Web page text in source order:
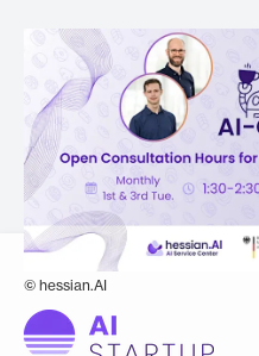
© hessian.AI